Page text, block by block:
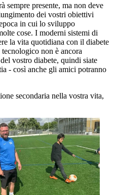
sempre presente, ma non deve
dei vostri obiettivi
in cui lo sviluppo
cose. I moderni sistemi di
la vita quotidiana con il diabete
non è ancora
vostro diabete, quindi siate
- così anche gli amici potranno
secondaria nella vostra vita,